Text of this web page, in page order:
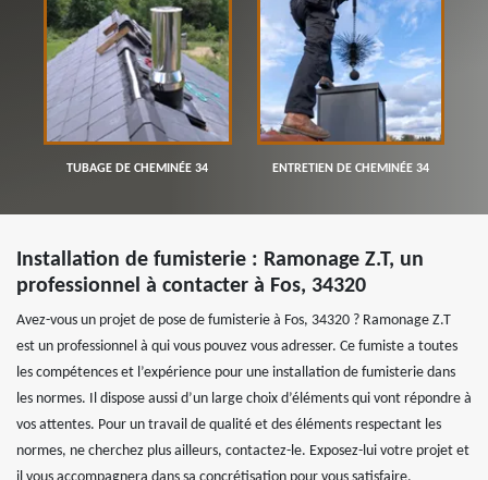
TUBAGE DE CHEMINÉE 34 ENTRETIEN DE CHEMINÉE 34
Installation de fumisterie : Ramonage Z.T, un
professionnel à contacter à Fos, 34320
Avez-vous un projet de pose de fumisterie à Fos, 34320 ? Ramonage Z.T
est un professionnel à qui vous pouvez vous adresser. Ce fumiste a toutes
les compétences et l’expérience pour une installation de fumisterie dans
les normes. Il dispose aussi d’un large choix d’éléments qui vont répondre à
vos attentes. Pour un travail de qualité et des éléments respectant les
normes, ne cherchez plus ailleurs, contactez-le. Exposez-lui votre projet et